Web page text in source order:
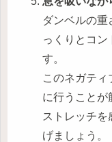
ダンベルの重
っくりとコン
す。
このネガテ
に行うことが
ストレッチ
げましょう。